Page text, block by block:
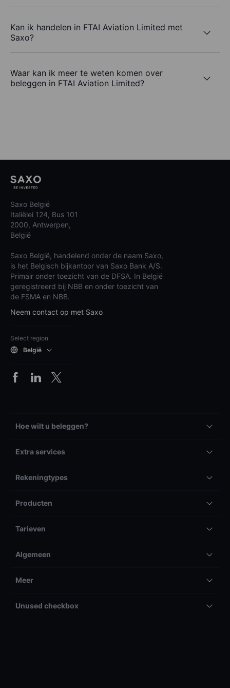
Kan ik handelen in FTAI Aviation Limited met
Saxo?
Waar kan ik meer te weten komen over
beleggen in FTAI Aviation Limited?
Saxo België
Italiëlei 124, Bus 101
2000, Antwerpen,
België
Saxo België, handelend onder de naam Saxo,
is het Belgisch bijkantoor van Saxo Bank A/S.
Primair onder toezicht van de DFSA. In België
geregistreerd bij NBB en onder toezicht van
de FSMA en NBB.
Neem contact op met Saxo
Select region
België
Hoe wilt u beleggen?
Extra services
Rekeningtypes
Producten
Tarieven
Algemeen
Meer
Unused checkbox